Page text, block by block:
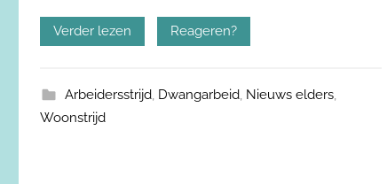
Verder lezen Reageren?
Arbeidersstrijd, Dwangarbeid, Nieuws elders,
Woonstrijd